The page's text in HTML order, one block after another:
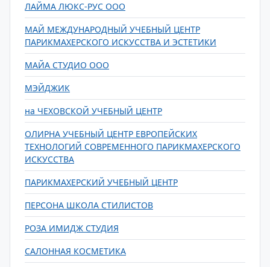
ЛАЙМА ЛЮКС-РУС ООО
МАЙ МЕЖДУНАРОДНЫЙ УЧЕБНЫЙ ЦЕНТР
ПАРИКМАХЕРСКОГО ИСКУССТВА И ЭСТЕТИКИ
МАЙА СТУДИО ООО
МЭЙДЖИК
на ЧЕХОВСКОЙ УЧЕБНЫЙ ЦЕНТР
ОЛИРНА УЧЕБНЫЙ ЦЕНТР ЕВРОПЕЙСКИХ
ТЕХНОЛОГИЙ СОВРЕМЕННОГО ПАРИКМАХЕРСКОГО
ИСКУССТВА
ПАРИКМАХЕРСКИЙ УЧЕБНЫЙ ЦЕНТР
ПЕРСОНА ШКОЛА СТИЛИСТОВ
РОЗА ИМИДЖ СТУДИЯ
САЛОННАЯ КОСМЕТИКА